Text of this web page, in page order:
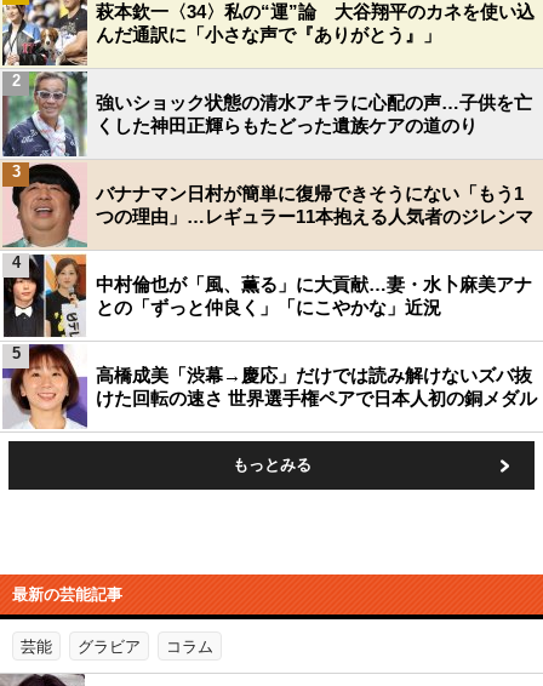
萩本欽一〈34〉私の“運”論 大谷翔平のカネを使い込
んだ通訳に「小さな声で『ありがとう』」
強いショック状態の清水アキラに心配の声…子供を亡
くした神田正輝らもたどった遺族ケアの道のり
2
バナナマン日村が簡単に復帰できそうにない「もう1
つの理由」…レギュラー11本抱える人気者のジレンマ
3
中村倫也が「風、薫る」に大貢献…妻・水卜麻美アナ
との「ずっと仲良く」「にこやかな」近況
4
高橋成美「渋幕→慶応」だけでは読み解けないズバ抜
けた回転の速さ 世界選手権ペアで日本人初の銅メダル
5
もっとみる
最新の芸能記事
芸能 グラビア コラム